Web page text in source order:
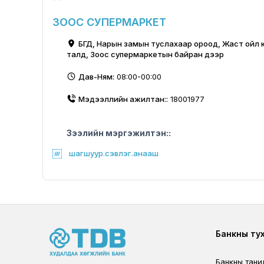
ЗООС СУПЕРМАРКЕТ
БГД, Нарын замын туслахаар ороод, Жаст ойл
талд, Зоос супермаркетын байран дээр
Дав-Ням: 08:00-00:00
Мэдээллийн ажилтан:: 18001977
Зээлийн мэргэжилтэн::
шагшуур.сэвлэг.анааш
Банкны
Банкны